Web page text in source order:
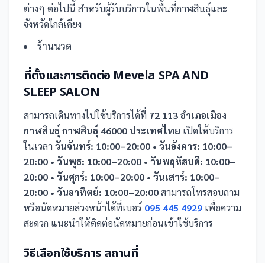
ต่างๆ ต่อไปนี้ สำหรับผู้รับบริการในพื้นที่กาฬสินธุ์และ
จังหวัดใกล้เคียง
ร้านนวด
ที่ตั้งและการติดต่อ Mevela SPA AND
SLEEP SALON
สามารถเดินทางไปใช้บริการได้ที่ 72 113 อำเภอเมือง
กาฬสินธุ์ กาฬสินธุ์ 46000 ประเทศไทย เปิดให้บริการ
ในเวลา วันจันทร์: 10:00–20:00 • วันอังคาร: 10:00–
20:00 • วันพุธ: 10:00–20:00 • วันพฤหัสบดี: 10:00–
20:00 • วันศุกร์: 10:00–20:00 • วันเสาร์: 10:00–
20:00 • วันอาทิตย์: 10:00–20:00สามารถโทรสอบถาม
หรือนัดหมายล่วงหน้าได้ที่เบอร์ 095 445 4929 เพื่อความ
สะดวก แนะนำให้ติดต่อนัดหมายก่อนเข้าใช้บริการ
วิธีเลือกใช้บริการ สถานที่